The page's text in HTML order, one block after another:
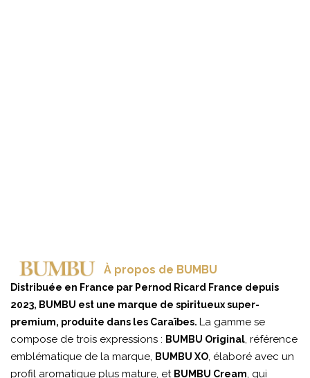
À propos de BUMBU
Distribuée en France par Pernod Ricard France depuis
2023, BUMBU est une marque de spiritueux super-
premium, produite dans les Caraïbes. La gamme se
compose de trois expressions : BUMBU Original, référence
emblématique de la marque, BUMBU XO, élaboré avec un
profil aromatique plus mature, et BUMBU Cream, qui